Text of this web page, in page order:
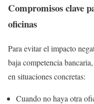
Compromisos clave
oficinas
Para evitar el impacto
baja competencia
en situaciones concretas:
Cuando no haya otra